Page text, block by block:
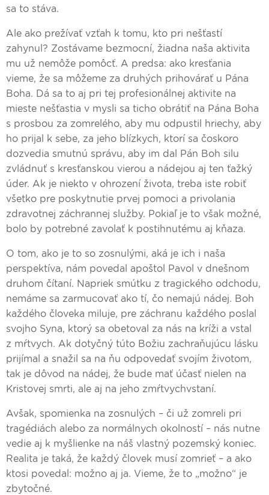
sa to stáva.
Ale ako prežívať vzťah k tomu, kto pri nešťastí
zahynul? Zostávame bezmocní, žiadna naša aktivita
mu už nemôže pomôcť. A predsa: ako kresťania
vieme, že sa môžeme za druhých prihovárať u Pána
Boha. Dá sa to aj pri tej profesionálnej aktivite na
mieste nešťastia v mysli sa ticho obrátiť na Pána Boha
s prosbou za zomrelého, aby mu odpustil hriechy, aby
ho prijal k sebe, za jeho blízkych, ktorí sa čoskoro
dozvedia smutnú správu, aby im dal Pán Boh silu
zvládnuť s kresťanskou vierou a nádejou aj ten ťažký
úder. Ak je niekto v ohrození života, treba iste robiť
všetko pre poskytnutie prvej pomoci a privolania
zdravotnej záchrannej služby. Pokiaľ je to však možné,
bolo by potrebné zavolať k postihnutému aj kňaza.
O tom, ako je to so zosnulými, aká je ich i naša
perspektíva, nám povedal apoštol Pavol v dnešnom
druhom čítaní. Napriek smútku z tragického odchodu,
nemáme sa zarmucovať ako tí, čo nemajú nádej. Boh
každého človeka miluje, pre záchranu každého poslal
svojho Syna, ktorý sa obetoval za nás na kríži a vstal
z mŕtvych. Ak dotyčný túto Božiu zachraňujúcu lásku
prijímal a snažil sa na ňu odpovedať svojím životom,
tak je dôvod na nádej, že bude mať účasť nielen na
Kristovej smrti, ale aj na jeho zmŕtvychvstaní.
Avšak, spomienka na zosnulých – či už zomreli pri
tragédiách alebo za normálnych okolností – nás nutne
vedie aj k myšlienke na náš vlastný pozemský koniec.
Realita je taká, že každý človek musí zomrieť – a ako
ktosi povedal: možno aj ja. Vieme, že to „možno“ je
zbytočné.